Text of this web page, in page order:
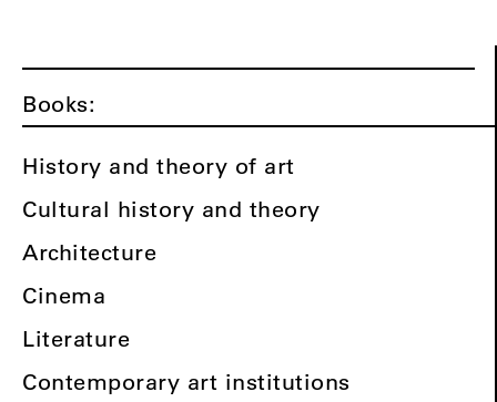
Books:
History and theory of art
Cultural history and theory
Architecture
Cinema
Literature
Contemporary art institutions